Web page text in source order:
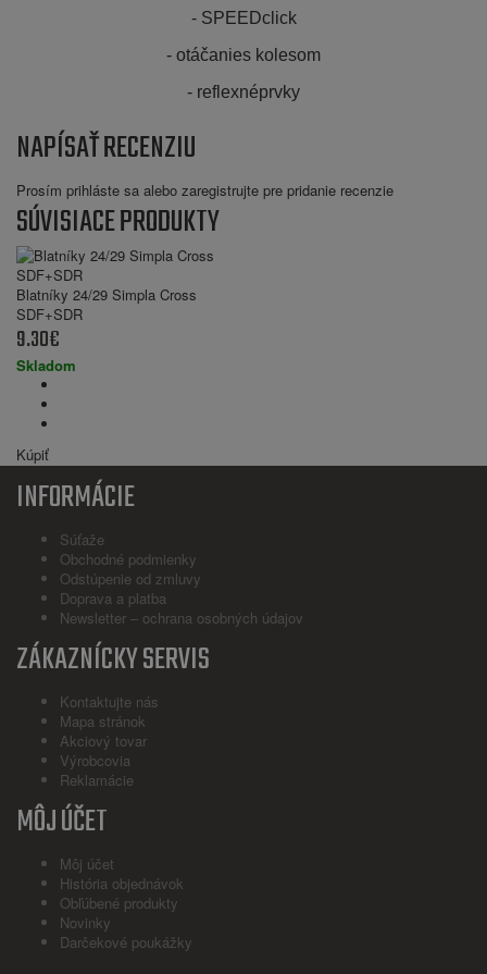
- SPEEDclick
- otáčanies kolesom
- reflexnéprvky
NAPÍSAŤ RECENZIU
Prosím prihláste sa alebo zaregistrujte pre pridanie recenzie
SÚVISIACE PRODUKTY
Blatníky 24/29 Simpla Cross
SDF+SDR
9.30€
Skladom
Kúpiť
INFORMÁCIE
Súťaže
Obchodné podmienky
Odstúpenie od zmluvy
Doprava a platba
Newsletter – ochrana osobných údajov
ZÁKAZNÍCKY SERVIS
Kontaktujte nás
Mapa stránok
Akciový tovar
Výrobcovia
Reklamácie
MÔJ ÚČET
Môj účet
História objednávok
Obľúbené produkty
Novinky
Darčekové poukážky